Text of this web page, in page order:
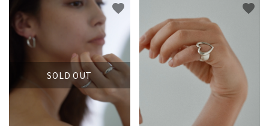
SOLD OUT
favorite favorite